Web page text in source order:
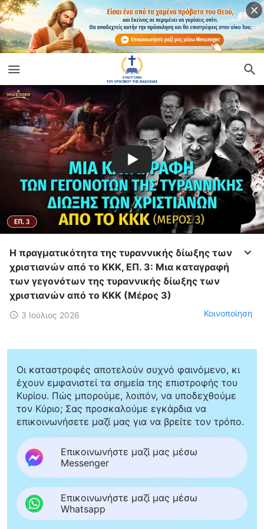
Η πραγματικότητα της τυραννικής δίωξης των
χριστιανών από το ΚΚΚ, ΕΠ. 3: Μια καταγραφή
των γεγονότων της τυραννικής δίωξης των
χριστιανών από το ΚΚΚ (Μέρος 3)
3 Ιούλιος 2026 Κοινοποίηση
Οι καταστροφές αποτελούν συχνό φαινόμενο, κι
έχουν εμφανιστεί τα σημεία της επιστροφής του
Κυρίου. Πώς μπορούμε, λοιπόν, να υποδεχθούμε
τον Κύριο; Σας προσκαλούμε εγκάρδια να
επικοινωνήσετε μαζί μας για να βρείτε τον τρόπο.
Επικοινωνήστε μαζί μας μέσω
Messenger
Επικοινωνήστε μαζί μας μέσω
Whatsapp